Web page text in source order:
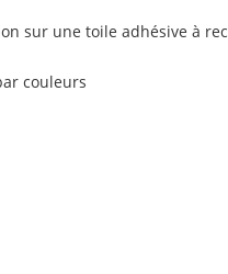
sur une toile adhésive à
couleurs